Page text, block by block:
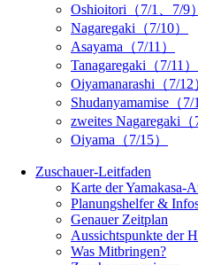
Oshioitori（7/1、7/9）
Nagaregaki（7/10）
Asayama（7/11）
Tanagaregaki（7/11）
Oiyamanarashi（7/12
Shudanyamamise（7/
zweites Nagaregaki（
Oiyama（7/15）
Zuschauer-Leitfaden
Karte der Yamakasa-
Planungshelfer &
Genauer Zeitplan
Aussichtspunkte der
Was Mitbringen?